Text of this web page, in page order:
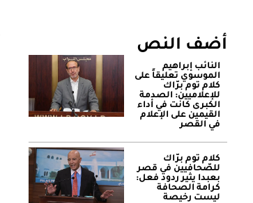
أضف النص
النائب إبراهيم
الموسوي تعليقاً على
كلام توم برّاك
للإعلاميين: الصدمة
الكبرى كانت في أداء
القيمين على ‏الإعلام
في القصر
كلام توم برّاك
للصّحافيين في قصر
بعبدا يثير ردود فعل:
كرامة الصحافة
ليست رخيصة